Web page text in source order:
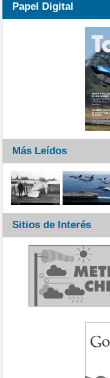
Papel Digital
Más Leídos
Sitios de Interés